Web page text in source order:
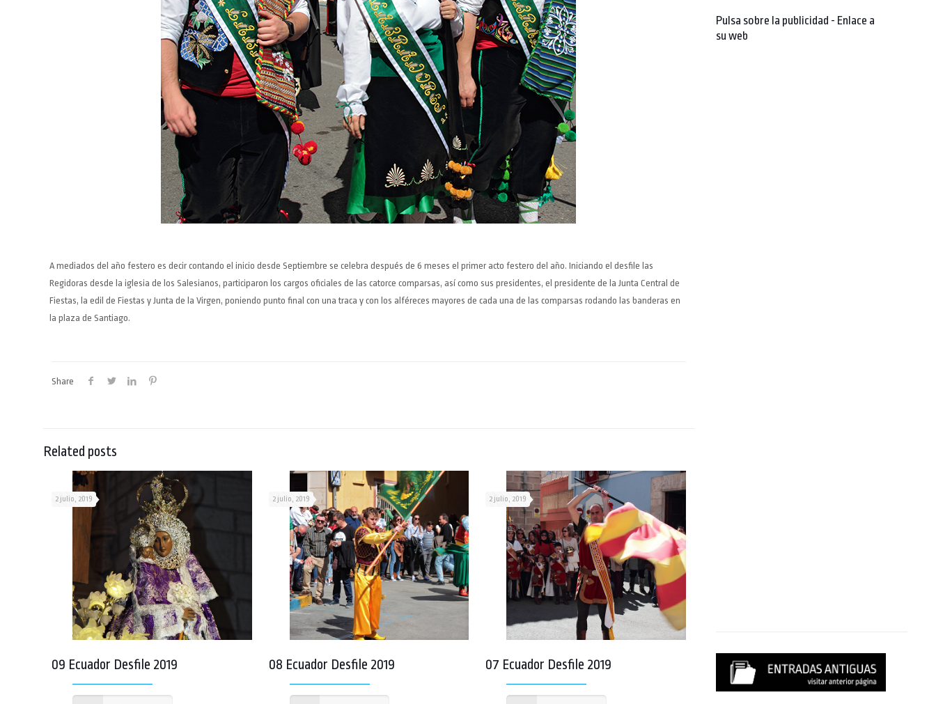
A mediados del año festero es decir contando el inicio desde Septiembre se celebra después de 6 meses el primer acto festero del año. Iniciando el desfile las
Regidoras desde la iglesia de los Salesianos, participaron los cargos oficiales de las catorce comparsas, así como sus presidentes, el presidente de la Junta Central de
Fiestas, la edil de Fiestas y Junta de la Virgen, poniendo punto final con una traca y con los alféreces mayores de cada una de las comparsas rodando las banderas en
la plaza de Santiago.
Share
Related posts
2 julio, 2019
09 Ecuador Desfile 2019
2 julio, 2019
08 Ecuador Desfile 2019
2 julio, 2019
07 Ecuador Desfile 2019
Pulsa sobre la publicidad - Enlace a
su web